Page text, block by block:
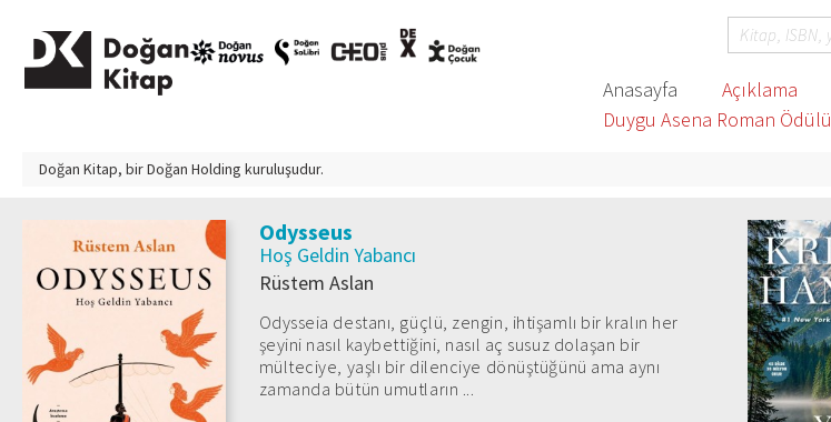
Anasayfa Açıklama
Duygu Asena Roman Ödülü
Doğan Kitap, birDoğan Holding kuruluşudur.
Odysseus
Hoş Geldin Yabancı
Rüstem Aslan
Odysseia destanı, güçlü, zengin, ihtişamlı bir kralın her
şeyini nasıl kaybettiğini, nasıl aç susuz dolaşan bir
mülteciye, yaşlı bir dilenciye dönüştüğünü ama aynı
zamanda bütün umutların ...